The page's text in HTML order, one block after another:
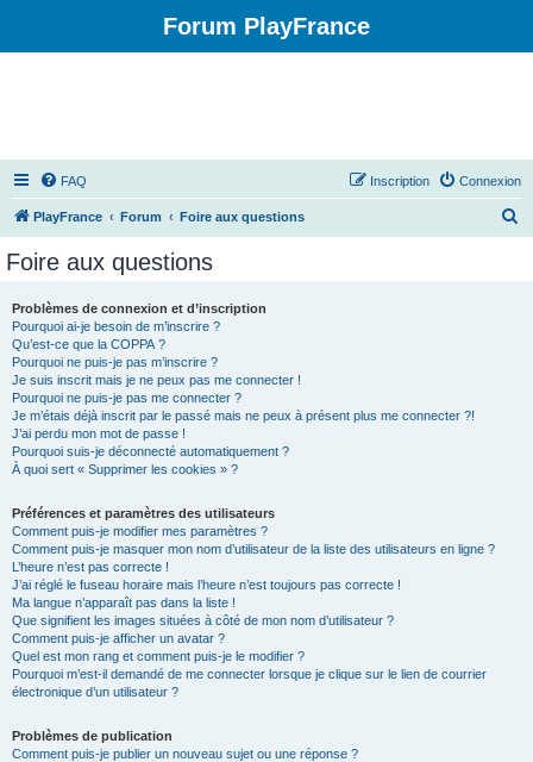
Forum PlayFrance
FAQ Connexion
Inscription
PlayFrance Forum Foire aux questions
Foire aux questions
Problèmes de connexion et d’inscription
Pourquoi ai-je besoin de m’inscrire ?
Qu’est-ce que la COPPA ?
Pourquoi ne puis-je pas m’inscrire ?
Je suis inscrit mais je ne peux pas me connecter !
Pourquoi ne puis-je pas me connecter ?
Je m’étais déjà inscrit par le passé mais ne peux à présent plus me connecter ?!
J’ai perdu mon mot de passe !
Pourquoi suis-je déconnecté automatiquement ?
À quoi sert « Supprimer les cookies » ?
Préférences et paramètres des utilisateurs
Comment puis-je modifier mes paramètres ?
Comment puis-je masquer mon nom d’utilisateur de la liste des utilisateurs en ligne ?
L’heure n’est pas correcte !
J’ai réglé le fuseau horaire mais l’heure n’est toujours pas correcte !
Ma langue n’apparaît pas dans la liste !
Que signifient les images situées à côté de mon nom d’utilisateur ?
Comment puis-je afficher un avatar ?
Quel est mon rang et comment puis-je le modifier ?
Pourquoi m’est-il demandé de me connecter lorsque je clique sur le lien de courrier
électronique d’un utilisateur ?
Problèmes de publication
Comment puis-je publier un nouveau sujet ou une réponse ?